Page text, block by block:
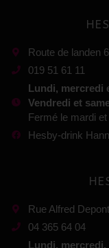
Route de landen
019 51 61 11
Lundi, mercredi
Vendredi et
Fermé le mardi
Hesby-drink
Rue Alfred
04 365 64 04
Lundi,